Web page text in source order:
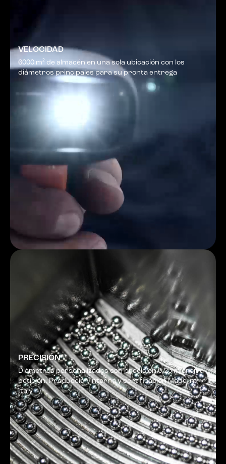
VELOCIDAD
6000 m² de almacén en una sola ubicación con los
diámetros principales para su pronta entrega
PRECISIÓN
Diámetros personalizados con precisión 0,25 micrón a
petición. Producción interna y certificación Made in
Italy